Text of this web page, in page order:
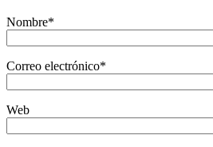
Nombre*
Correo electrónico*
Web